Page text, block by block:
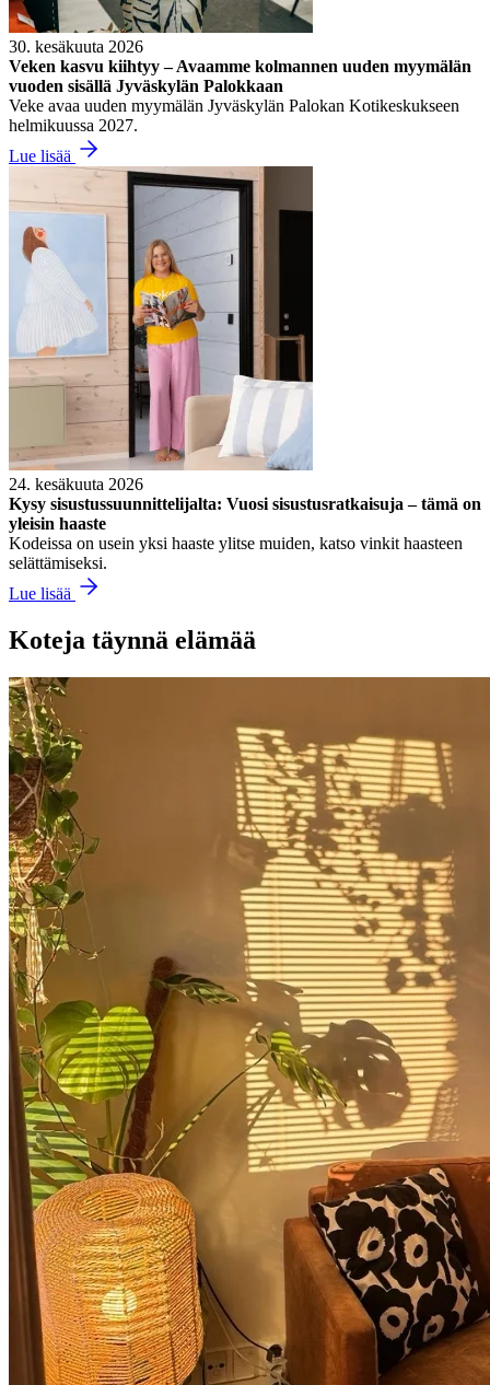
30. kesäkuuta 2026
Veken kasvu kiihtyy – Avaamme kolmannen uuden myymälän
vuoden sisällä Jyväskylän Palokkaan
Veke avaa uuden myymälän Jyväskylän Palokan Kotikeskukseen
helmikuussa 2027.
Lue lisää
24. kesäkuuta 2026
Kysy sisustussuunnittelijalta: Vuosi sisustusratkaisuja – tämä on
yleisin haaste
Kodeissa on usein yksi haaste ylitse muiden, katso vinkit haasteen
selättämiseksi.
Lue lisää
Koteja täynnä elämää